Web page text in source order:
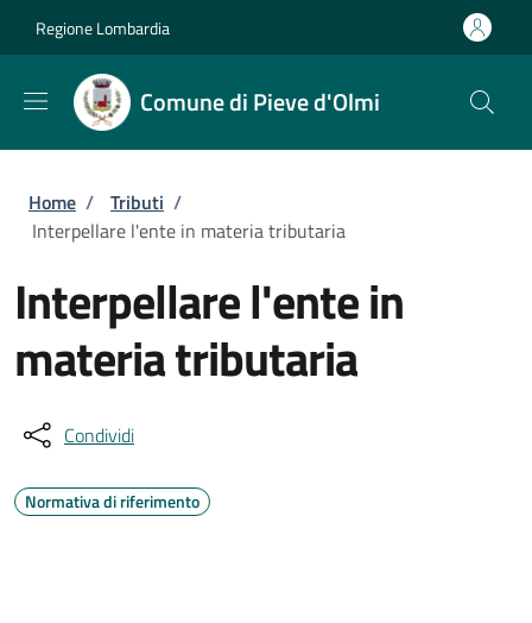
Regione Lombardia
Comune di Pieve d'Olmi
Briciole di pane
Home / Tributi /
Interpellare l'ente in materia tributaria
Interpellare l'ente in
materia tributaria
Condividi
Normativa di riferimento